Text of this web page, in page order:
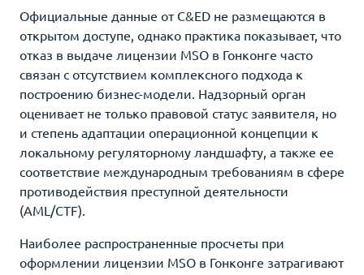
Официальные данные от C&ED не размещаются в
открытом доступе, однако практика показывает, что
отказ в выдаче лицензии MSO в Гонконге часто
связан с отсутствием комплексного подхода к
построению бизнес-модели. Надзорный орган
оценивает не только правовой статус заявителя, но
и степень адаптации операционной концепции к
локальному регуляторному ландшафту, а также ее
соответствие международным требованиям в сфере
противодействия преступной деятельности
(AML/CTF).
Наиболее распространенные просчеты при
оформлении лицензии MSO в Гонконге затрагивают